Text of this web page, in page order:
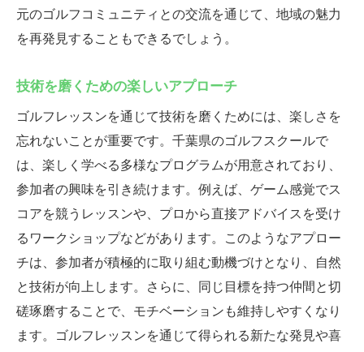
元のゴルフコミュニティとの交流を通じて、地域の魅力
を再発見することもできるでしょう。
技術を磨くための楽しいアプローチ
ゴルフレッスンを通じて技術を磨くためには、楽しさを
忘れないことが重要です。千葉県のゴルフスクールで
は、楽しく学べる多様なプログラムが用意されており、
参加者の興味を引き続けます。例えば、ゲーム感覚でス
コアを競うレッスンや、プロから直接アドバイスを受け
るワークショップなどがあります。このようなアプロー
チは、参加者が積極的に取り組む動機づけとなり、自然
と技術が向上します。さらに、同じ目標を持つ仲間と切
磋琢磨することで、モチベーションも維持しやすくなり
ます。ゴルフレッスンを通じて得られる新たな発見や喜